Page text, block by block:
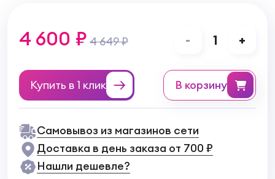
4 600 ₽ 4 649 ₽ - 1 +
Купить в 1 клик в корзину
Самовывоз из магазинов сети
Доставка в день заказа от 700 ₽
Нашли дешевле?